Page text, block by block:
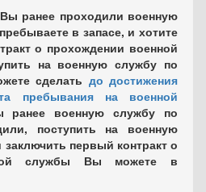
ранее проходили военную
в запасе, и хотите
о прохождении военной
на военную службу по
сделать до достижения
пребывания на военной
военную службу по
поступить на военную
заключить первый контракт о
службы Вы можете в